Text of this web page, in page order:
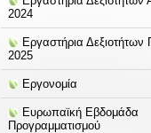
2024
Εργαστήρια Δεξιοτήτων
2025
Εργονομία
Ευρωπαϊκή Εβδομάδα
Προγραμματισμού